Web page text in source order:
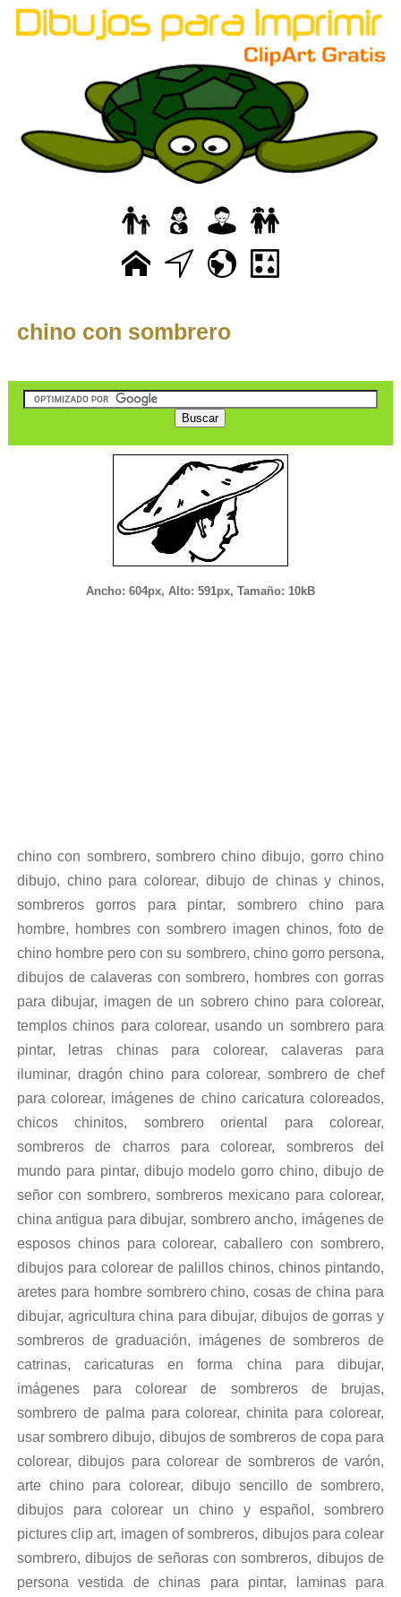
chino con sombrero
Ancho: 604px, Alto: 591px, Tamaño: 10kB
chino con sombrero, sombrero chino dibujo, gorro chino
dibujo, chino para colorear, dibujo de chinas y chinos,
sombreros gorros para pintar, sombrero chino para
hombre, hombres con sombrero imagen chinos, foto de
chino hombre pero con su sombrero, chino gorro persona,
dibujos de calaveras con sombrero, hombres con gorras
para dibujar, imagen de un sobrero chino para colorear,
templos chinos para colorear, usando un sombrero para
pintar, letras chinas para colorear, calaveras para
iluminar, dragón chino para colorear, sombrero de chef
para colorear, imágenes de chino caricatura coloreados,
chicos chinitos, sombrero oriental para colorear,
sombreros de charros para colorear, sombreros del
mundo para pintar, dibujo modelo gorro chino, dibujo de
señor con sombrero, sombreros mexicano para colorear,
china antigua para dibujar, sombrero ancho, imágenes de
esposos chinos para colorear, caballero con sombrero,
dibujos para colorear de palillos chinos, chinos pintando,
aretes para hombre sombrero chino, cosas de china para
dibujar, agricultura china para dibujar, dibujos de gorras y
sombreros de graduación, imágenes de sombreros de
catrinas, caricaturas en forma china para dibujar,
imágenes para colorear de sombreros de brujas,
sombrero de palma para colorear, chinita para colorear,
usar sombrero dibujo, dibujos de sombreros de copa para
colorear, dibujos para colorear de sombreros de varón,
arte chino para colorear, dibujo sencillo de sombrero,
dibujos para colorear un chino y español, sombrero
pictures clip art, imagen of sombreros, dibujos para colear
sombrero, dibujos de señoras con sombreros, dibujos de
persona vestida de chinas para pintar, laminas para